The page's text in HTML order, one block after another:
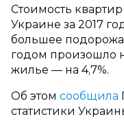
Стоимость
Украине за 2017
большее
годом произошло
жилье — на 4,7%.
Об этом сообщила
статистики